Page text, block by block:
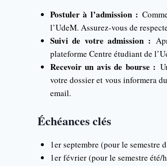
Postuler à l’admission :
l’UdeM. Assurez-vous de
Suivi de votre admission :
plateforme Centre étudiant de
Recevoir un avis de bourse :
votre dossier et vous informera
email.
Échéances clés
1er septembre (pour le semestre
1er février (pour le semestre été/